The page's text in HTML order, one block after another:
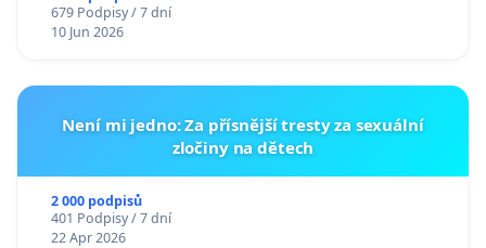
679 Podpisy / 7 dní
10 Jun 2026
Není mi jedno: Za přísnější tresty za sexuální
zločiny na dětech
2 000 podpisů
401 Podpisy / 7 dní
22 Apr 2026